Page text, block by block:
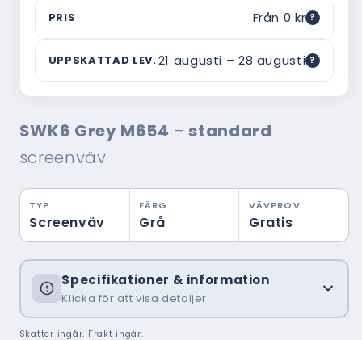
PRIS Från 0 kr ?
Vad är ordinarie pris?
Webbpriset är vad du betalar här — utan
en traditionell montör med hembesök,
rådgivning och montering inräknat. Ofta är
skillnaden i verkligheten ännu större.
UPPSKATTAD LEV.21 augusti – 28 augusti ?
Om leveranstiden
från beställningsdatum och inkluderar
beroende på säsong och orderbelastning —
SWK6 Grey M654 –standard
screenväv.
TYP
Screenväv
FÄRG
Grå
VÄVPROV
Gratis
Specifikationer & information
Klicka för att visa detaljer
Skatter ingår. Fraktingår.